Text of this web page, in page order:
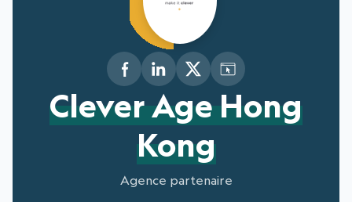
Clever Age Hong
Kong
Agence partenaire